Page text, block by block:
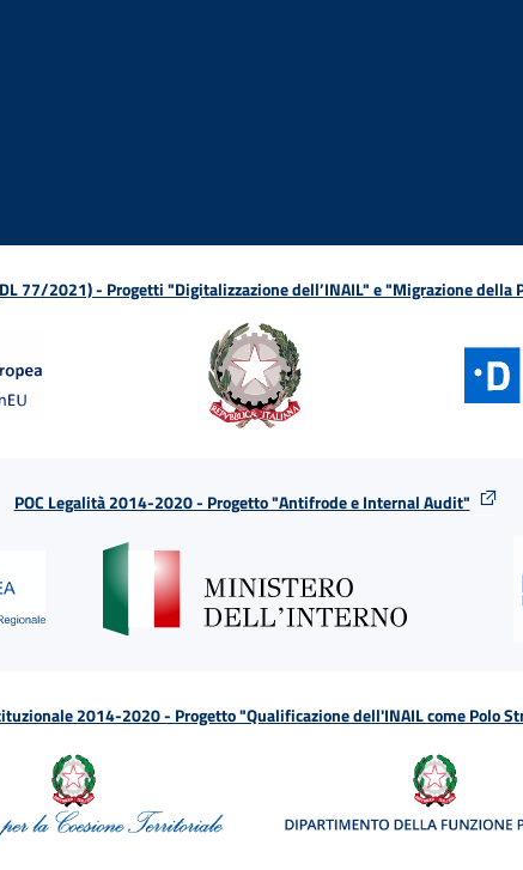
77/2021) - Progetti "Digitalizzazione dell’INAIL" e "Migrazione della
POC Legalità 2014-2020 - Progetto "Antifrode e Internal Audit"
2014-2020 - Progetto "Qualificazione dell'INAIL come Polo